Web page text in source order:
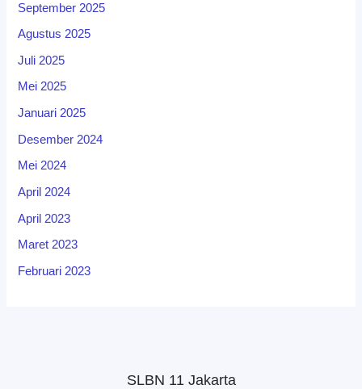
September 2025
Agustus 2025
Juli 2025
Mei 2025
Januari 2025
Desember 2024
Mei 2024
April 2024
April 2023
Maret 2023
Februari 2023
SLBN 11 Jakarta